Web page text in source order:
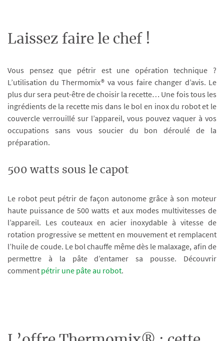
Laissez faire le chef !
Vous pensez que pétrir est une opération technique ?
L’utilisation du Thermomix® va vous faire changer d’avis. Le
plus dur sera peut-être de choisir la recette… Une fois tous les
ingrédients de la recette mis dans le bol en inox du robot et le
couvercle verrouillé sur l’appareil, vous pouvez vaquer à vos
occupations sans vous soucier du bon déroulé de la
préparation.
500 watts sous le capot
Le robot peut pétrir de façon autonome grâce à son moteur
haute puissance de 500 watts et aux modes multivitesses de
l’appareil. Les couteaux en acier inoxydable à vitesse de
rotation progressive se mettent en mouvement et remplacent
l’huile de coude. Le bol chauffe même dès le malaxage, afin de
permettre à la pâte d’entamer sa pousse. Découvrir
comment pétrir une pâte au robot.